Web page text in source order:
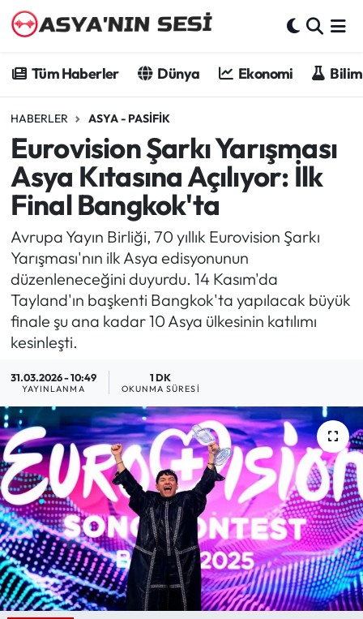
Tüm Haberler Dünya Ekonomi
HABERLER ASYA - PASIFIK
Eurovision Şarkı Yarışması
Asya Kıtasına Açılıyor: İlk
Final Bangkok'ta
Avrupa Yayın Birliği, 70 yıllık Eurovision Şarkı
Yarışması'nın ilk Asya edisyonunun
düzenleneceğini duyurdu. 14 Kasım'da
Tayland'ın başkenti Bangkok'ta yapılacak büyük
finale şu ana kadar 10 Asya ülkesinin katılımı
kesinleşti.
31.03.2026 - 10:49
YAYINLANMA
1 DK
OKUNMA SÜRESI
Dünya
Ekonomi
Bilim - Teknoloji
Kültür - Sanat
Spor
Asya-Pasifik
Yazarlar